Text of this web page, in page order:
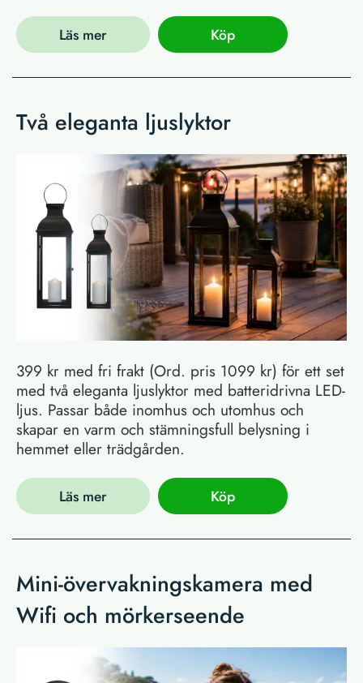
Läs mer Köp
Två eleganta ljuslyktor
399 kr med fri frakt (Ord. pris 1099 kr) för ett set
med två eleganta ljuslyktor med batteridrivna LED-
ljus. Passar både inomhus och utomhus och
skapar en varm och stämningsfull belysning i
hemmet eller trädgården.
Läs mer Köp
Mini-övervakningskamera med
Wifi och mörkerseende